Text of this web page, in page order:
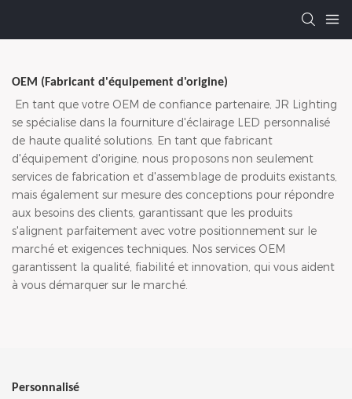
OEM (Fabricant d'équipement d'origine)
En tant que votre OEM de confiance partenaire, JR Lighting
se spécialise dans la fourniture d'éclairage LED personnalisé
de haute qualité solutions. En tant que fabricant
d'équipement d'origine, nous proposons non seulement
services de fabrication et d'assemblage de produits existants,
mais également sur mesure des conceptions pour répondre
aux besoins des clients, garantissant que les produits
s'alignent parfaitement avec votre positionnement sur le
marché et exigences techniques. Nos services OEM
garantissent la qualité, fiabilité et innovation, qui vous aident
à vous démarquer sur le marché.
Personnalisé